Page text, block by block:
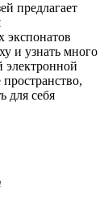
предлагает
экспонатов
и узнать много
электронной
для себя